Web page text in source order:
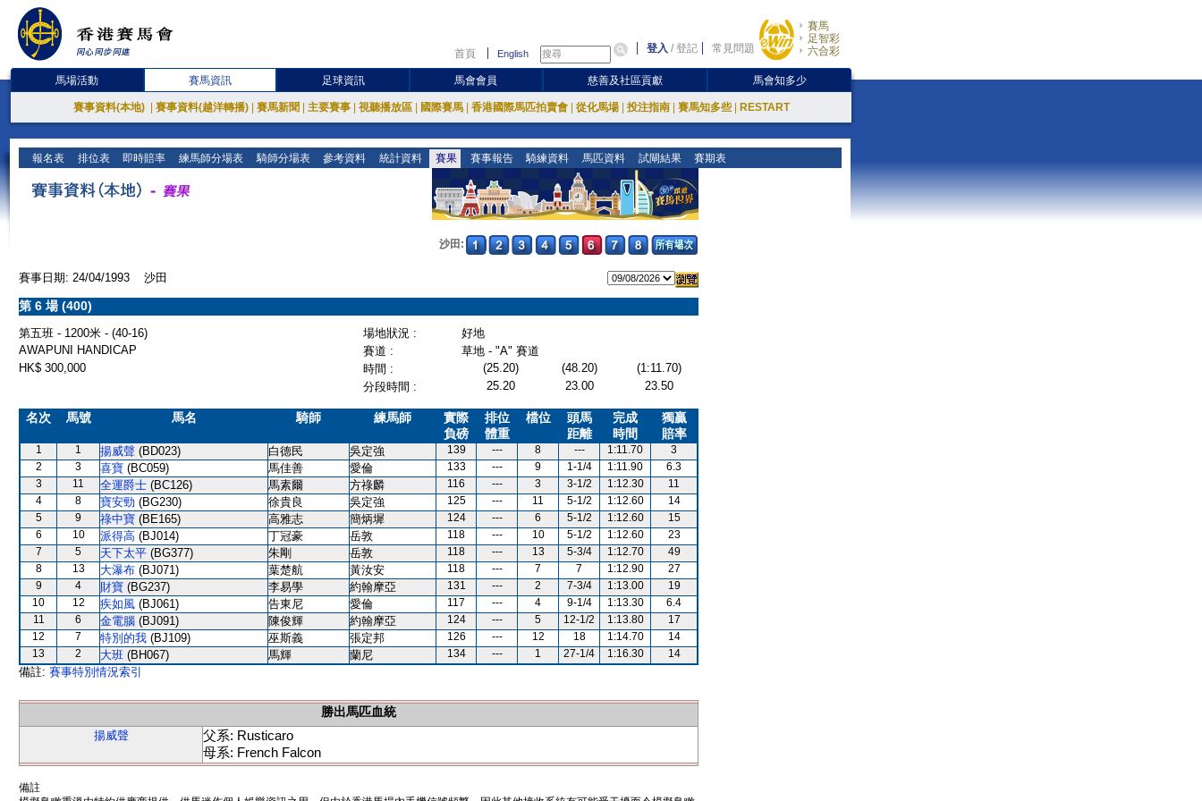
首頁 English 登入 /登記 常見問題
賽馬
足智彩
六合彩
馬場活動 賽馬資訊 足球資訊 馬會會員 慈善及社區貢獻 馬會知多少
賽事資料(本地) 賽事資料(越洋轉播) 賽馬新聞 主要賽事 視聽播放區 國際賽馬 香港國際馬匹拍賣會 從化馬場 投注指南 賽馬知多些 RESTART
報名表 排位表 即時賠率 練馬師分場表 騎師分場表 參考資料 統計資料 賽果 賽事報告 騎練資料 馬匹資料 試閘結果 賽期表
沙田:
賽事日期: 24/04/1993 沙田
第 6 場 (400)
第五班 - 1200米 - (40-16) 場地狀況 :
好地
AWAPUNI HANDICAP
賽道 :
草地 - "A" 賽道
HK$ 300,000
時間 : (25.20) (48.20)
(1:11.70)
分段時間 :
25.20 23.00 23.50
名次 馬號 馬名 騎師 練馬師
實際
負磅
排位
體重
檔位
頭馬
距離
完成
時間
獨贏
賠率
1 1 揚威聲 (BD023) 白德民 吳定強 139 --- 8 --- 1:11.70
3
2
3 喜寶 (BC059) 馬佳善 愛倫 133 --- 9 1-1/4 1:11.90
6.3
3
11 全運爵士 (BC126) 馬素爾 方祿麟 116 --- 3 3-1/2 1:12.30
11
4
8 寶安勁 (BG230) 徐貴良 吳定強 125 --- 11 5-1/2 1:12.60
14
5
9 祿中寶 (BE165) 高雅志 簡炳墀 124 --- 6 5-1/2 1:12.60
15
6
10 派得高 (BJ014) 丁冠豪 岳敦 118 --- 10 5-1/2 1:12.60
23
7
5 天下太平 (BG377) 朱剛 岳敦 118 --- 13 5-3/4 1:12.70
49
8
13 大瀑布 (BJ071) 葉楚航 黃汝安 118 --- 7 7 1:12.90
27
9
4 財寶 (BG237) 李易學 約翰摩亞 131 --- 2 7-3/4 1:13.00
19
10
12 疾如風 (BJ061) 告東尼 愛倫 117 --- 4 9-1/4 1:13.30
6.4
11
6 金電腦 (BJ091) 陳俊輝 約翰摩亞 124 --- 5 12-1/2 1:13.80
17
12
7 特別的我 (BJ109) 巫斯義 張定邦 126 --- 12 18 1:14.70
14
13
2 大班 (BH067) 馬輝 蘭尼 134 --- 1 27-1/4 1:16.30 14
備註: 賽事特別情況索引
勝出馬匹血統
揚威聲
父系: Rusticaro
母系: French Falcon
備註